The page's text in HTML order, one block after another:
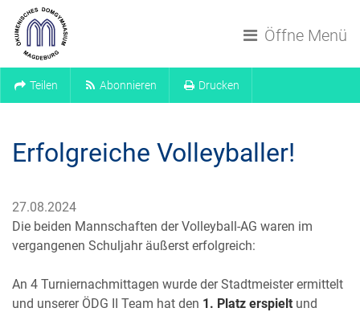
Öffne Menü
Teilen Abonnieren Drucken
Erfolgreiche Volleyballer!
27.08.2024
Die beiden Mannschaften der Volleyball-AG waren im
vergangenen Schuljahr äußerst erfolgreich:
An 4 Turniernachmittagen wurde der Stadtmeister ermittelt
und unserer ÖDG II Team hat den 1. Platz erspielt und